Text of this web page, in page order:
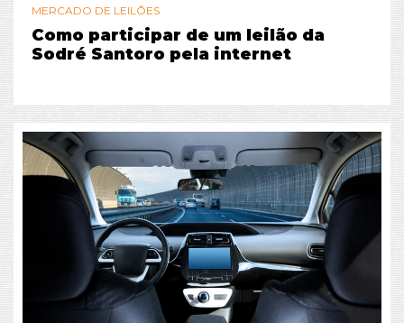
MERCADO DE LEILÕES
Como participar de um leilão da
Sodré Santoro pela internet